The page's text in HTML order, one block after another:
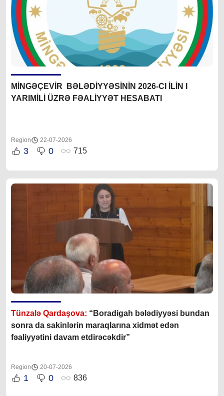
MİNGƏÇEVİR BƏLƏDİYYƏSİNİN 2026-CI İLİN I
YARIMİLİ ÜZRƏ FƏALİYYƏT HESABATI
Region 22-07-2026
3 0 715
Tünzalə Qardaşova: “Boradigah bələdiyyəsi bundan
sonra da sakinlərin maraqlarına xidmət edən
fəaliyyətini davam etdirəcəkdir”
Region 20-07-2026
1 0 836